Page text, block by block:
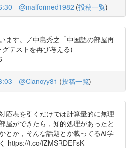
@malformed1982 (投稿一覧)
ます。／中島秀之「中国語の部屋再
テストを再び考える)
@Clancyy81 (投稿一覧)
応表を引くだけでは計算量的に無理
屋ができたら，知的処理があったと
とか，そんな話題とか載ってるAI学
https://t.co/fZMSRDEFsK